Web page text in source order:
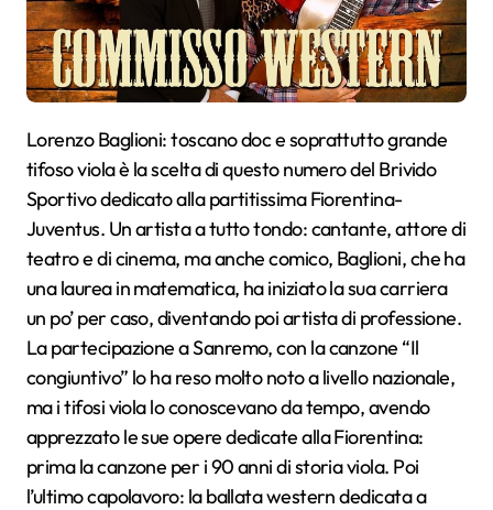
Lorenzo Baglioni: toscano doc e soprattutto grande
tifoso viola è la scelta di questo numero del Brivido
Sportivo dedicato alla partitissima Fiorentina-
Juventus. Un artista a tutto tondo: cantante, attore di
teatro e di cinema, ma anche comico, Baglioni, che ha
una laurea in matematica, ha iniziato la sua carriera
un po’ per caso, diventando poi artista di professione.
La partecipazione a Sanremo, con la canzone “Il
congiuntivo” lo ha reso molto noto a livello nazionale,
ma i tifosi viola lo conoscevano da tempo, avendo
apprezzato le sue opere dedicate alla Fiorentina:
prima la canzone per i 90 anni di storia viola. Poi
l’ultimo capolavoro: la ballata western dedicata a